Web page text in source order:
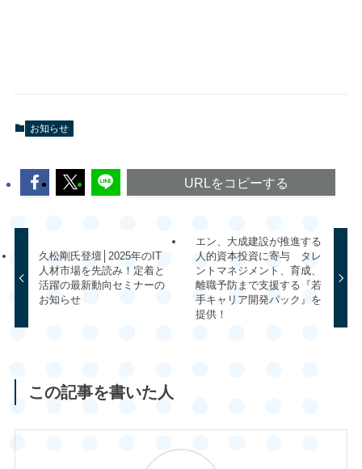
お知らせ
URLをコピーする
久松剛氏登壇│2025年のIT
人材市場を先読み！定着と
活躍の最新動向セミナーの
お知らせ
エン、大成建設が推進する
人的資本投資に寄与 タレ
ントマネジメント、育成、
離職予防まで支援する『若
手キャリア開発パック』を
提供！
この記事を書いた人